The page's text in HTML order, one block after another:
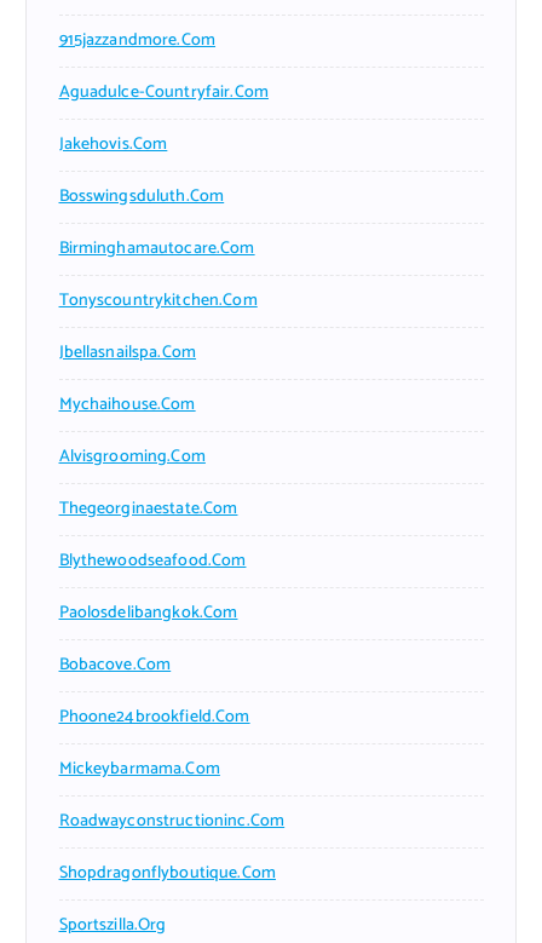
915jazzandmore.com
Aguadulce-Countryfair.com
Jakehovis.com
Bosswingsduluth.com
Birminghamautocare.com
Tonyscountrykitchen.com
Jbellasnailspa.com
Mychaihouse.com
Alvisgrooming.com
Thegeorginaestate.com
Blythewoodseafood.com
Paolosdelibangkok.com
Bobacove.com
Phoone24brookfield.com
Mickeybarmama.com
Roadwayconstructioninc.com
Shopdragonflyboutique.com
Sportszilla.org